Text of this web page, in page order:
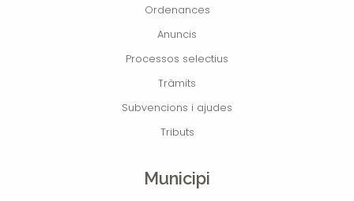
Ordenances
Anuncis
Processos selectius
Tràmits
Subvencions i ajudes
Tributs
Municipi